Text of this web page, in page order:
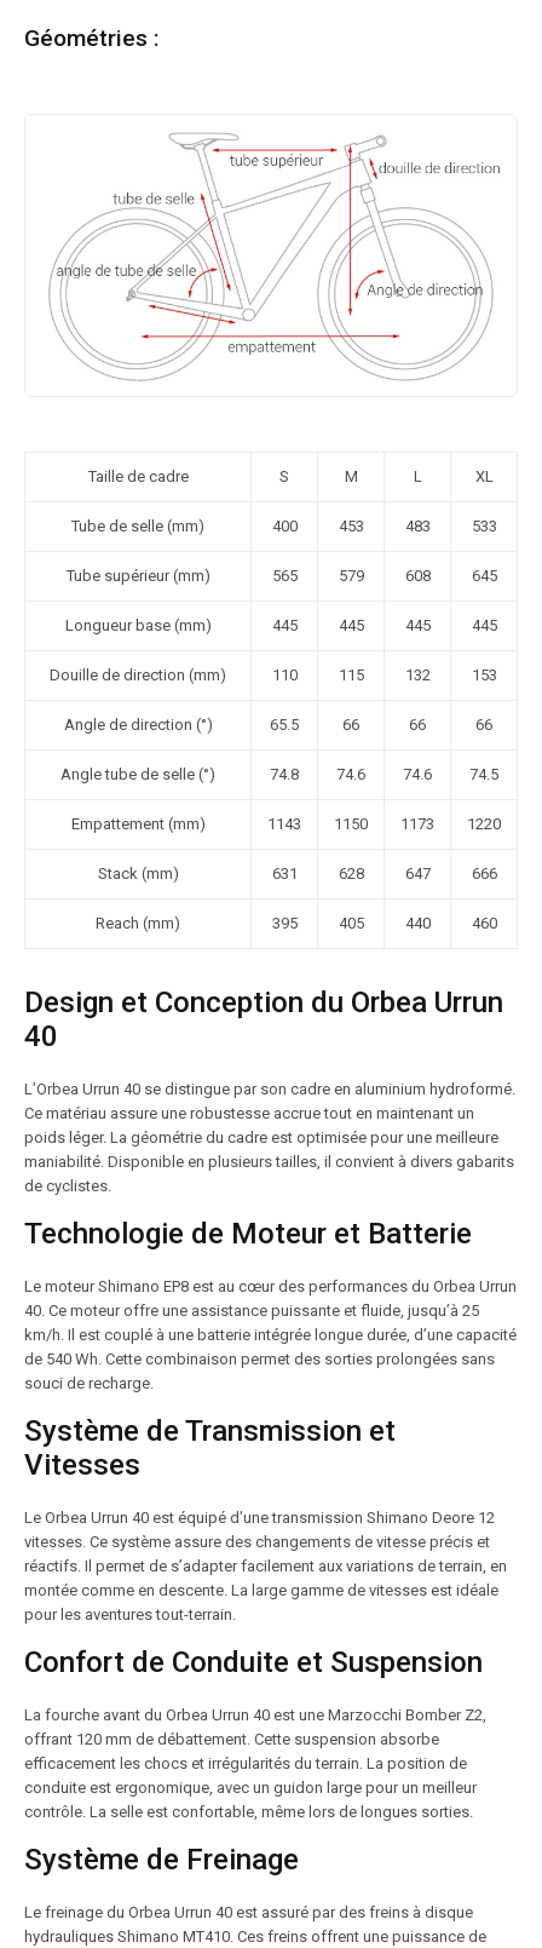
Géométries :
Taille de cadre S M L XL
Tube de selle (mm) 400 453 483 533
Tube supérieur (mm) 565 579 608 645
Longueur base (mm) 445 445 445 445
Douille de direction (mm) 110 115 132 153
Angle de direction (°) 65.5 66 66 66
Angle tube de selle (°) 74.8 74.6 74.6 74.5
Empattement (mm) 1143 1150 1173 1220
Stack (mm) 631 628 647 666
Reach (mm) 395 405 440 460
Design et Conception du Orbea Urrun
40
L’Orbea Urrun 40 se distingue par son cadre en aluminium hydroformé.
Ce matériau assure une robustesse accrue tout en maintenant un
poids léger. La géométrie du cadre est optimisée pour une meilleure
maniabilité. Disponible en plusieurs tailles, il convient à divers gabarits
de cyclistes.
Technologie de Moteur et Batterie
Le moteur Shimano EP8 est au cœur des performances du Orbea Urrun
40. Ce moteur offre une assistance puissante et fluide, jusqu’à 25
km/h. Il est couplé à une batterie intégrée longue durée, d’une capacité
de 540 Wh. Cette combinaison permet des sorties prolongées sans
souci de recharge.
Système de Transmission et
Vitesses
Le Orbea Urrun 40 est équipé d’une transmission Shimano Deore 12
vitesses. Ce système assure des changements de vitesse précis et
réactifs. Il permet de s’adapter facilement aux variations de terrain, en
montée comme en descente. La large gamme de vitesses est idéale
pour les aventures tout-terrain.
Confort de Conduite et Suspension
La fourche avant du Orbea Urrun 40 est une Marzocchi Bomber Z2,
offrant 120 mm de débattement. Cette suspension absorbe
efficacement les chocs et irrégularités du terrain. La position de
conduite est ergonomique, avec un guidon large pour un meilleur
contrôle. La selle est confortable, même lors de longues sorties.
Système de Freinage
Le freinage du Orbea Urrun 40 est assuré par des freins à disque
hydrauliques Shimano MT410. Ces freins offrent une puissance de